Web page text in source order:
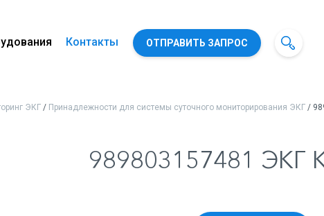
Контакты ОТПРАВИТЬ ЗАПРОС
ЭКГ / Принадлежности для системы суточного мониторирования ЭКГ /
989803157481 ЭКГ